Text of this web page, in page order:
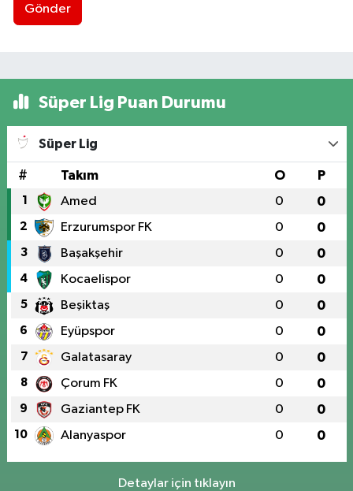
Gönder
Süper Lig Puan Durumu
Süper Lig
# Takım O P
1 Amed 0 0
2 Erzurumspor FK 0 0
3 Başakşehir 0 0
4 Kocaelispor 0 0
5 Beşiktaş 0 0
6 Eyüpspor 0 0
7 Galatasaray 0 0
8 Çorum FK 0 0
9 Gaziantep FK 0 0
10 Alanyaspor 0 0
Detaylar için tıklayın